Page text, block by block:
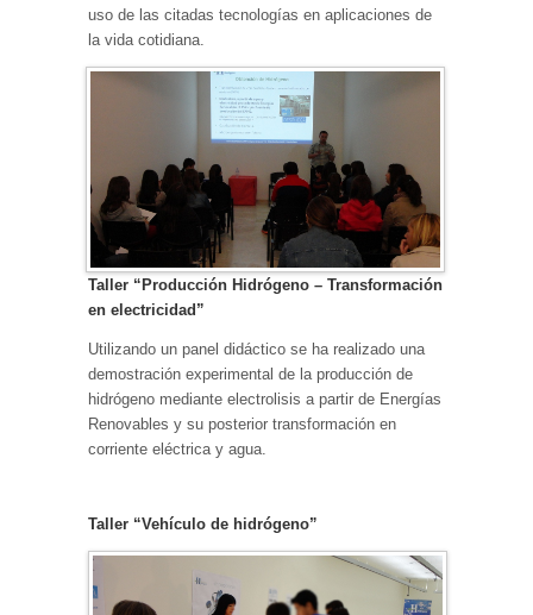
uso de las citadas tecnologías en aplicaciones de
la vida cotidiana.
Taller “Producción Hidrógeno – Transformación
en electricidad”
Utilizando un panel didáctico se ha realizado una
demostración experimental de la producción de
hidrógeno mediante electrolisis a partir de Energías
Renovables y su posterior transformación en
corriente eléctrica y agua.
Taller “Vehículo de hidrógeno”